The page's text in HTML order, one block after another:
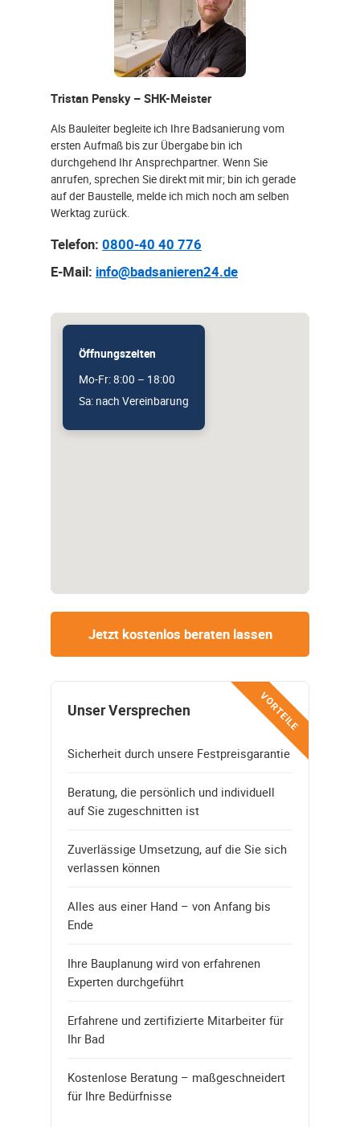
Tristan Pensky – SHK-Meister
Als Bauleiter begleite ich Ihre Badsanierung vom
ersten Aufmaß bis zur Übergabe bin ich
durchgehend Ihr Ansprechpartner. Wenn Sie
anrufen, sprechen Sie direkt mit mir; bin ich gerade
auf der Baustelle, melde ich mich noch am selben
Werktag zurück.
Telefon: 0800-40 40 776
E-Mail: info@badsanieren24.de
Öffnungszeiten
Mo-Fr: 8:00 – 18:00
Sa: nach Vereinbarung
Jetzt kostenlos beraten lassen
VORTEILE
Unser Versprechen
Sicherheit durch unsere Festpreisgarantie
Beratung, die persönlich und individuell
auf Sie zugeschnitten ist
Zuverlässige Umsetzung, auf die Sie sich
verlassen können
Alles aus einer Hand – von Anfang bis
Ende
Ihre Bauplanung wird von erfahrenen
Experten durchgeführt
Erfahrene und zertifizierte Mitarbeiter für
Ihr Bad
Kostenlose Beratung – maßgeschneidert
für Ihre Bedürfnisse